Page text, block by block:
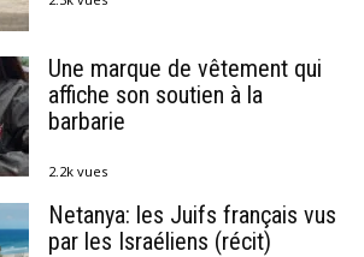
Une marque de vêtement qui
affiche son soutien à la
barbarie
2.2k vues
Netanya: les Juifs français vus
par les Israéliens (récit)